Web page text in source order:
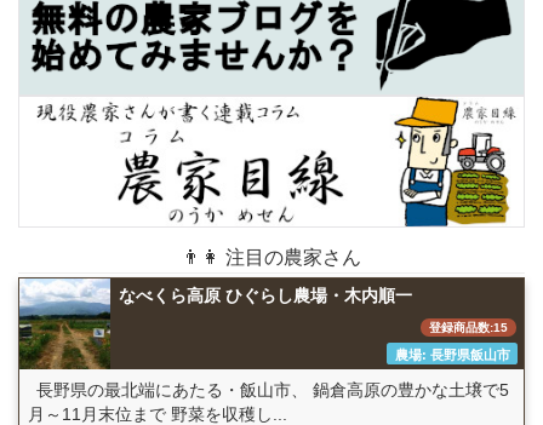
👨👩 注目の農家さん
なべくら高原 ひぐらし農場・木内順一
登録商品数:15
農場: 長野県飯山市
長野県の最北端にあたる・飯山市、 鍋倉高原の豊かな土壌で5
月～11月末位まで 野菜を収穫し...